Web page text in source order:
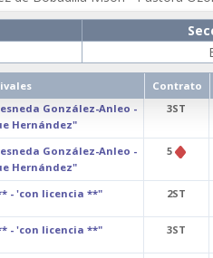
Contrato
González-Anleo -
Hernández"
3ST
González-Anleo -
Hernández"
5
- 'con licencia **" 2ST
- 'con licencia **" 3ST